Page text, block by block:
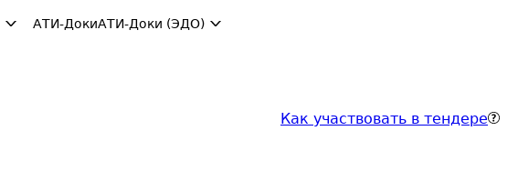
АТИ-ДокиАТИ-Доки (ЭДО)
Как участвовать в тендере